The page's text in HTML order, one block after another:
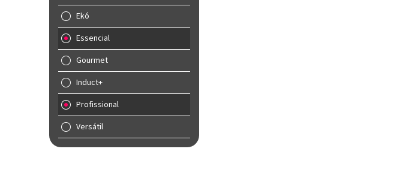
Ekó
Essencial
Gourmet
Induct+
Profissional
Versátil